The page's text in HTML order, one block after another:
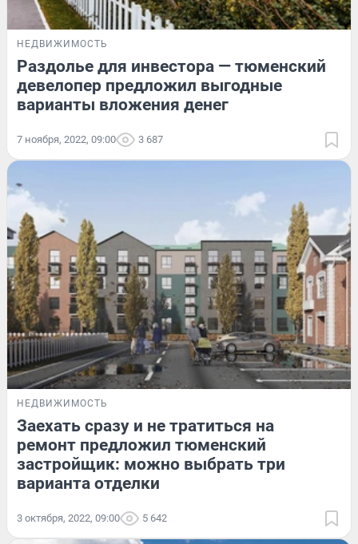
НЕДВИЖИМОСТЬ
Раздолье для инвестора — тюменский
девелопер предложил выгодные
варианты вложения денег
7 ноября, 2022, 09:00 3 687
НЕДВИЖИМОСТЬ
Заехать сразу и не тратиться на
ремонт предложил тюменский
застройщик: можно выбрать три
варианта отделки
3 октября, 2022, 09:00 5 642